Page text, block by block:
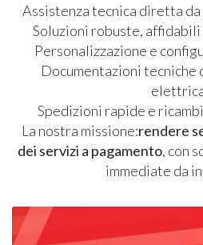
Assistenza tecnica diretta
Soluzioni robuste,
Personalizzazione e
Documentazioni tecniche
Spedizioni rapide e
La nostra missione:rendere
dei servizi a pagamento, con
immediate da